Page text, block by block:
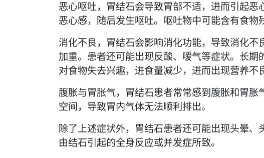
恶心呕吐，胃结石会导致胃部不适，进而引起
恶心感，随后发生呕吐。呕吐物中可能含有食物
消化不良，胃结石会影响消化功能，导致消化
加重。患者还可能出现反酸、嗳气等症状。长
对食物失去兴趣，进食量减少，进而出现营养不
腹胀与胃胀气，胃结石患者常常感到腹胀和胃
空间，导致胃内气体无法顺利排出。
除了上述症状外，胃结石患者还可能出现头晕
由结石引起的全身反应或并发症所致。